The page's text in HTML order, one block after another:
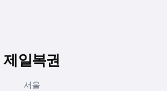
제일복권
서울